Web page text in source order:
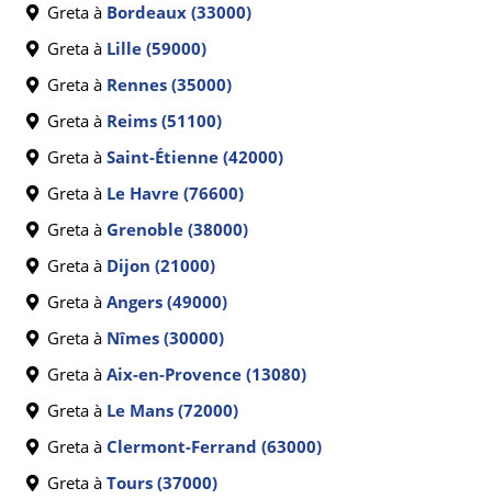
Greta à Bordeaux (33000)
Greta à Lille (59000)
Greta à Rennes (35000)
Greta à Reims (51100)
Greta à Saint-Étienne (42000)
Greta à Le Havre (76600)
Greta à Grenoble (38000)
Greta à Dijon (21000)
Greta à Angers (49000)
Greta à Nîmes (30000)
Greta à Aix-en-Provence (13080)
Greta à Le Mans (72000)
Greta à Clermont-Ferrand (63000)
Greta à Tours (37000)